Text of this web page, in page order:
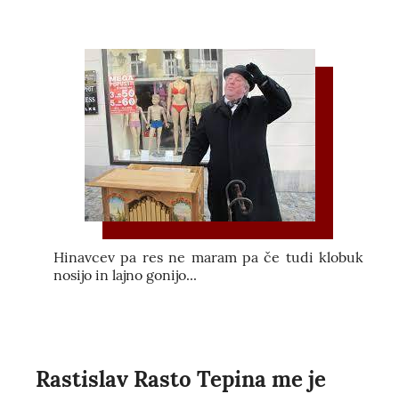
Hinavcev pa res ne maram pa če tudi klobuk
nosijo in lajno gonijo...
Rastislav Rasto Tepina me je